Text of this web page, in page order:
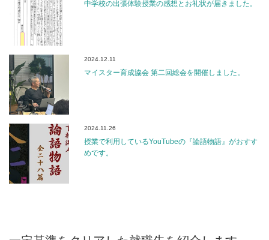
中学校の出張体験授業の感想とお礼状が届きました。
2024.12.11
マイスター育成協会 第二回総会を開催しました。
2024.11.26
授業で利用しているYouTubeの『論語物語』がおすす
めです。